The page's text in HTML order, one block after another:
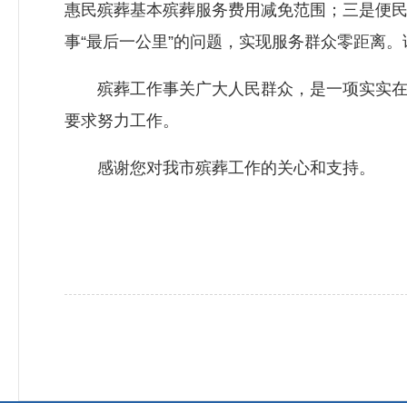
惠民殡葬基本殡葬服务费用减免范围；三是便
事“最后一公里”的问题，实现服务群众零距离
殡葬工作事关广大人民群众，是一项实实在
要求努力工作。
感谢您对我市殡葬工作的关心和支持。